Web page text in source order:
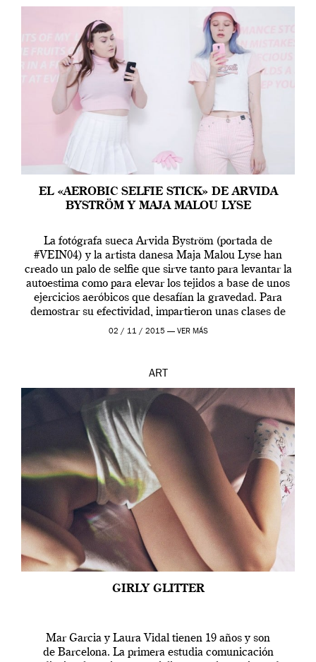
EL «AEROBIC SELFIE STICK» DE ARVIDA
BYSTRÖM Y MAJA MALOU LYSE
La fotógrafa sueca Arvida Byström (portada de
#VEIN04) y la artista danesa Maja Malou Lyse han
creado un palo de selfie que sirve tanto para levantar la
autoestima como para elevar los tejidos a base de unos
ejercicios aeróbicos que desafían la gravedad. Para
demostrar su efectividad, impartieron unas clases de
prueba en el Tate […]
02 / 11 / 2015 — VER MÁS
ART
GIRLY GLITTER
Mar Garcia y Laura Vidal tienen 19 años y son
de Barcelona. La primera estudia comunicación